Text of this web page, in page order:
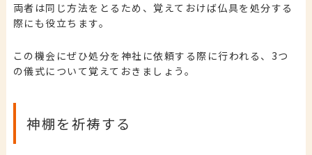
両者は同じ方法をとるため、覚えておけば仏具を処分する
際にも役立ちます。
この機会にぜひ処分を神社に依頼する際に行われる、3つ
の儀式について覚えておきましょう。
神棚を祈祷する